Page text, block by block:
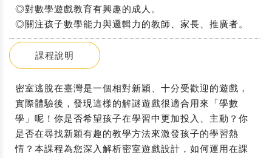
◎對數學遊戲教育有興趣的成人。
◎關注孩子數學能力與邏輯力的教師、家長、推廣者。
課程說明
密室逃脫在臺灣是一個相對新穎、十分受歡迎的遊戲，
實際體驗後，發現這樣的解謎遊戲很適合用來「學數
學」呢！你是否希望孩子在學習中更加投入、主動？你
是否在尋找新穎有趣的教學方法來激發孩子的學習熱
情？本課程為您深入解析密室遊戲設計，如何運用在課